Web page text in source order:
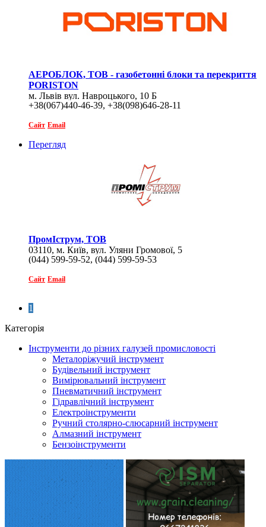
АЕРОБЛОК, ТОВ - газобетонні блоки та перекриття
PORISTON
м. Львів вул. Навроцького, 10 Б
+38(067)440-46-39, +38(098)646-28-11
Сайт Email
Перегляд
ПромІструм, ТОВ
03110, м. Київ, вул. Уляни Громової, 5
(044) 599-59-52, (044) 599-59-53
Сайт Email
1
Категорія
Інструменти до різних галузей промисловості
Металоріжучий інструмент
Будівельний інструмент
Вимірювальний інструмент
Пневматичний інструмент
Гідравлічний інструмент
Електроінструменти
Ручний столярно-слюсарний інструмент
Алмазний інструмент
Бензоінструменти